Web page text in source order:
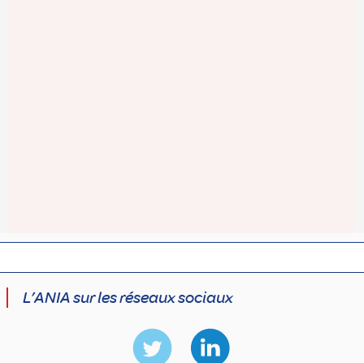
L’ANIA sur les réseaux sociaux